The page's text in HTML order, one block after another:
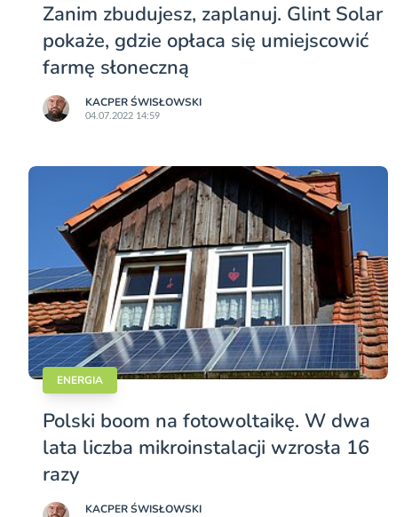
Zanim zbudujesz, zaplanuj. Glint Solar
pokaże, gdzie opłaca się umiejscowić
farmę słoneczną
KACPER ŚWISŁO­WSKI
04.07.2022 14:59
ENERGIA
Polski boom na fotowoltaikę. W dwa
lata liczba mikroinstalacji wzrosła 16
razy
KACPER ŚWISŁO­WSKI